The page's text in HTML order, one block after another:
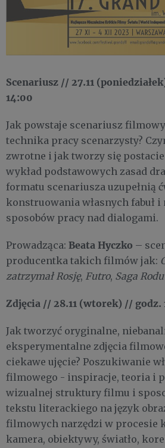
Scenariusz // 27.11
14:00
Jak powstaje scenariusz
technika pracy scenarzysty?
zwrotne i jak tworzy się postacie
wykład podstawowych zasad
formatu scenariusza uzupełnią
konstruowania własnych fabuł
sposobów pracy nad dialogami.
Prowadząca: Beata Hyczko –
producentka takich filmów jak:
zatrzymał Rosję, Futro, Saga
Zdjęcia // 28.11 (wtorek) //
Jak tworzyć oryginalne,
eksperymentalne zdjęcia
ciekawe ujęcie? Poszukiwanie
filmowego - inspiracje, teoria i
wizualnej struktury filmu i
tekstu literackiego na język
filmowych narzędzi w procesie
kamera, obiektywy, światło,